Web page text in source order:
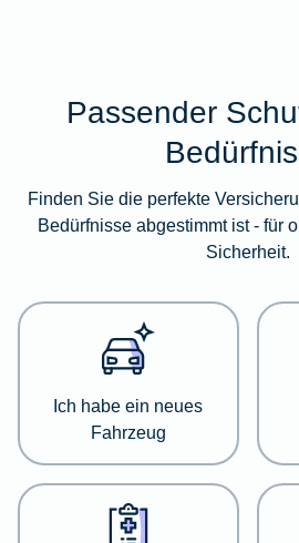
Sie
eine
verschiedene
Versicherungskategorien.
haben
die
sich
Passender
Finden Sie die perfekte
Bedürfnisse abgestimmt ist - für
Sicherheit.
Ich habe ein neues
Fahrzeug